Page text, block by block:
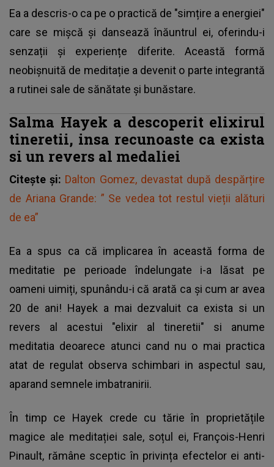
Ea a descris-o ca pe o practică de "simțire a energiei"
care se mișcă și dansează înăuntrul ei, oferindu-i
senzații și experiențe diferite. Această formă
neobișnuită de meditație a devenit o parte integrantă
a rutinei sale de sănătate și bunăstare.
Salma Hayek a descoperit elixirul
tineretii, insa recunoaste ca exista
si un revers al medaliei
Citește și: Dalton Gomez, devastat după despărțire
de Ariana Grande: ” Se vedea tot restul vieții alături
de ea”
Ea a spus ca că implicarea în această forma de
meditatie pe perioade îndelungate i-a lăsat pe
oameni uimiți, spunându-i că arată ca și cum ar avea
20 de ani! Hayek a mai dezvaluit ca exista si un
revers al acestui "elixir al tineretii" si anume
meditatia deoarece atunci cand nu o mai practica
atat de regulat observa schimbari in aspectul sau,
aparand semnele imbatranirii.
În timp ce Hayek crede cu tărie în proprietățile
magice ale meditației sale, soțul ei, François-Henri
Pinault, rămâne sceptic în privința efectelor ei anti-